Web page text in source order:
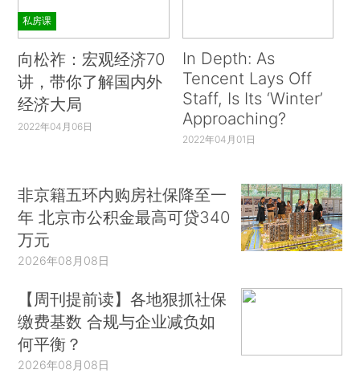
私房课
向松祚：宏观经济70
讲，带你了解国内外
经济大局
2022年04月06日
In Depth: As
Tencent Lays Off
Staff, Is Its ‘Winter’
Approaching?
2022年04月01日
非京籍五环内购房社保降至一
年 北京市公积金最高可贷340
万元
2026年08月08日
【周刊提前读】各地狠抓社保
缴费基数 合规与企业减负如
何平衡？
2026年08月08日